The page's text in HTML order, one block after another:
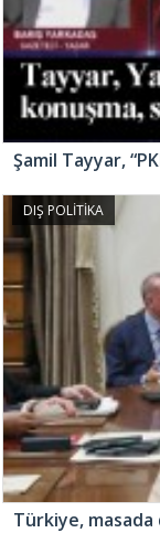
Şamil Tayyar,
DIŞ POLİTİKA
Türkiye, masada